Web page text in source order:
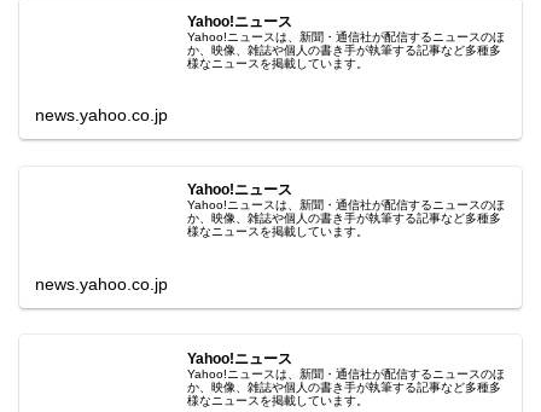
Yahoo!ニュース
Yahoo!ニュースは、新聞・通信社が配信するニュースのほ
か、映像、雑誌や個人の書き手が執筆する記事など多種多
様なニュースを掲載しています。
news.yahoo.co.jp
Yahoo!ニュース
Yahoo!ニュースは、新聞・通信社が配信するニュースのほ
か、映像、雑誌や個人の書き手が執筆する記事など多種多
様なニュースを掲載しています。
news.yahoo.co.jp
Yahoo!ニュース
Yahoo!ニュースは、新聞・通信社が配信するニュースのほ
か、映像、雑誌や個人の書き手が執筆する記事など多種多
様なニュースを掲載しています。